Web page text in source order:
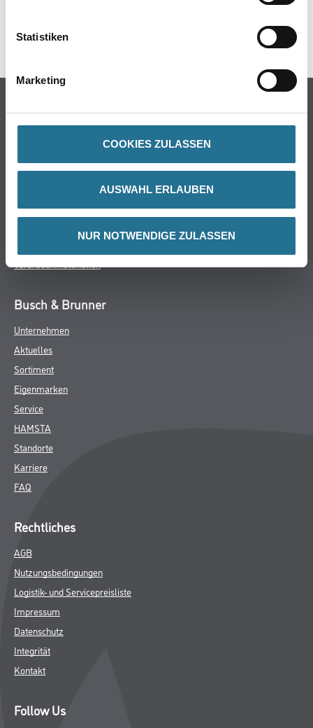
Statistiken
Marketing
COOKIES ZULASSEN
AUSWAHL ERLAUBEN
NUR NOTWENDIGE ZULASSEN
GEFAHRENHINWEISE
Farbe
Trockenbau
Putze- und Spachtelmassen
Bodenbeläge
Werkzeug & Maschinen
Verbrauchmaterialien
Busch & Brunner
Unternehmen
Aktuelles
Sortiment
Eigenmarken
Service
HAMSTA
Standorte
Karriere
FAQ
Rechtliches
AGB
Nutzungsbedingungen
Logistik- und Servicepreisliste
Impressum
Datenschutz
Integrität
Kontakt
Follow Us